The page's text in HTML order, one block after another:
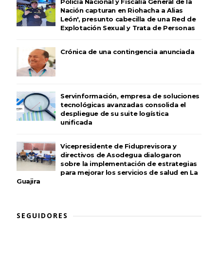
Nación capturan en Riohacha a Alias
León', presunto cabecilla de una Red de
Explotación Sexual y Trata de Personas
Crónica de una contingencia anunciada
Servinformación, empresa de soluciones
tecnológicas avanzadas consolida el
despliegue de su suite logística
unificada
Vicepresidente de Fiduprevisora y
directivos de Asodegua dialogaron
sobre la implementación de estrategias
para mejorar los servicios de salud en La
Guajira
SEGUIDORES